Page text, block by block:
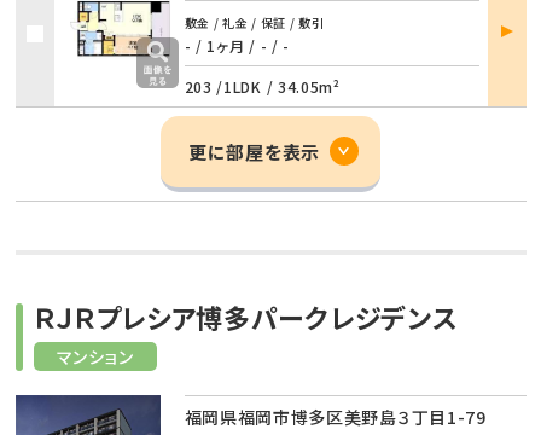
敷金 / 礼金 / 保証 / 敷引
- / 1ヶ月 / - / -
203 /1LDK / 34.05m²
部屋
詳細
更に部屋を表示
マンション
ＲＪＲプレシア博多パークレジデンス
福岡県福岡市博多区美野島３丁目1-79